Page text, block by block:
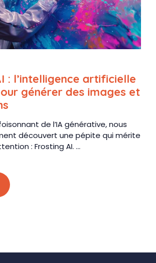
: l’intelligence artificielle
générer des images et
de l’IA générative, nous
découvert une pépite qui mérite
: Frosting AI. ...